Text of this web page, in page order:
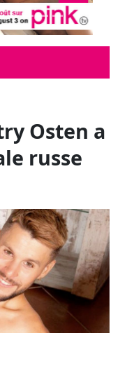
Osten a
russe
de vivre
porn star gay
initiée le 24